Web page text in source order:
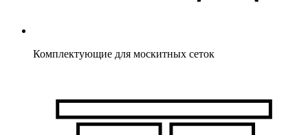
Комплектующие для москитных сеток